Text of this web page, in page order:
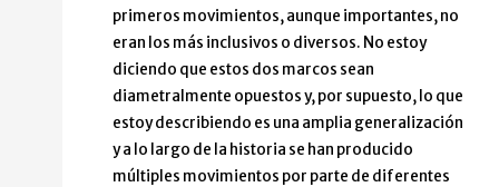
primeros movimientos, aunque importantes, no
eran los más inclusivos o diversos. No estoy
diciendo que estos dos marcos sean
diametralmente opuestos y, por supuesto, lo que
estoy describiendo es una amplia generalización
y a lo largo de la historia se han producido
múltiples movimientos por parte de diferentes